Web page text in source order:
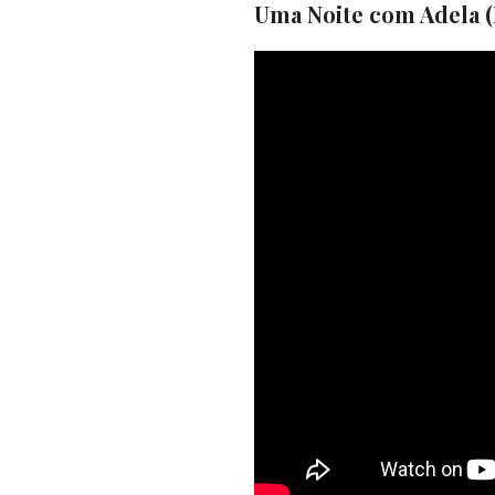
Uma Noite com Adela